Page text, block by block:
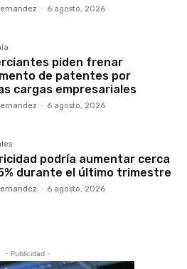
- 6 agosto, 2026
piden frenar
de patentes por
cargas empresariales
- 6 agosto, 2026
podría aumentar cerca
durante el último trimestre
- 6 agosto, 2026
- Publicidad -